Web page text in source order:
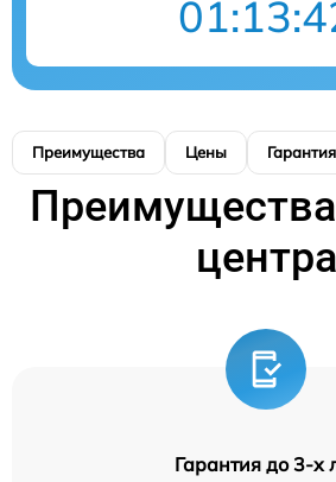
Преимущества Цены Гарантия
центра
Гарантия до 3-х